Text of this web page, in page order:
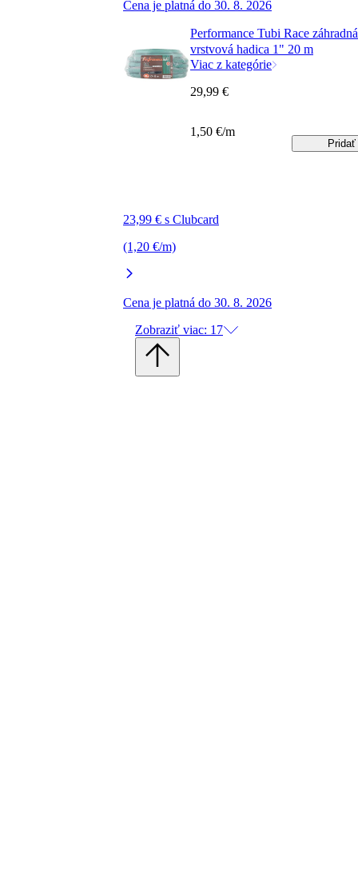
Cena je platná do 30. 8. 2026
Performance Tubi Race
vrstvová hadica 1" 20 m
Viac z kategórie
23,99 € s Clubcard
(1,20 €/m)
Cena je platná do 30. 8. 2026
29,99 €
1,50 €/m
Pridať
Zobraziť viac: 17